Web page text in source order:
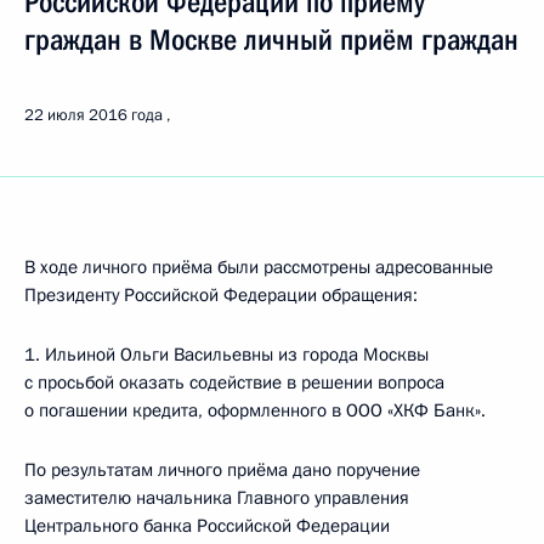
граждан в Москве личный приём граждан
22 июля 2016 года
В ходе личного приёма были рассмотрены адресованные
Президенту Российской Федерации обращения:
1. Ильиной Ольги Васильевны из города Москвы
с просьбой оказать содействие в решении вопроса
о погашении кредита, оформленного в ООО «ХКФ Банк».
По результатам личного приёма дано поручение
заместителю начальника Главного управления
Центрального банка Российской Федерации